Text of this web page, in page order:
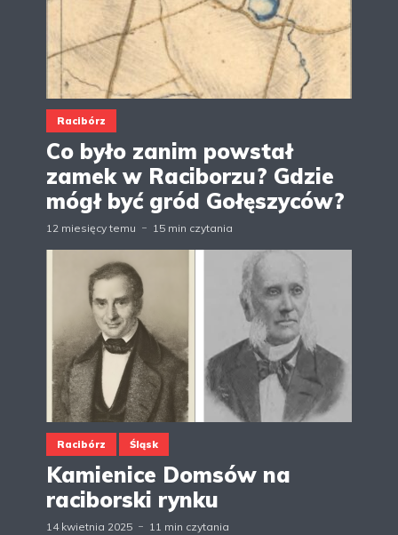
Racibórz
Co było zanim powstał
zamek w Raciborzu? Gdzie
mógł być gród Gołęszyców?
12 miesięcy temu 15 min czytania
Racibórz Śląsk
Kamienice Domsów na
raciborski rynku
14 kwietnia 2025 11 min czytania